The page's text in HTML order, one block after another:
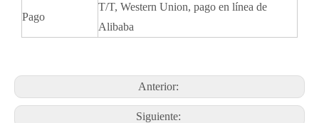
Pago
T/T, Western Union, pago en línea de
Alibaba
Anterior:
Siguiente: